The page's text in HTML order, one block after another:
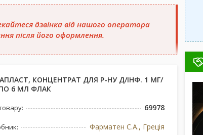
дзвінка від нашого оператора
після його оформлення.
КОНЦЕНТРАТ ДЛЯ Р-НУ Д/ІНФ. 1 МГ/
6 МЛ ФЛАК
69978
Фарматен С.А., Греція